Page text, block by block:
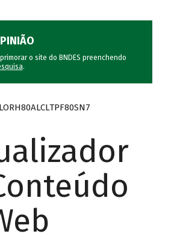
o site do BNDES preenchendo
.